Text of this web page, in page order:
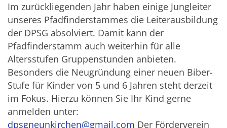
Im zurückliegenden Jahr haben einige Jungleiter
unseres Pfadfinderstammes die Leiterausbildung
der DPSG absolviert. Damit kann der
Pfadfinderstamm auch weiterhin für alle
Altersstufen Gruppenstunden anbieten.
Besonders die Neugründung einer neuen Biber-
Stufe für Kinder von 5 und 6 Jahren steht derzeit
im Fokus. Hierzu können Sie Ihr Kind gerne
anmelden unter:
dpsgneunkirchen@gmail.com Der Förderverein